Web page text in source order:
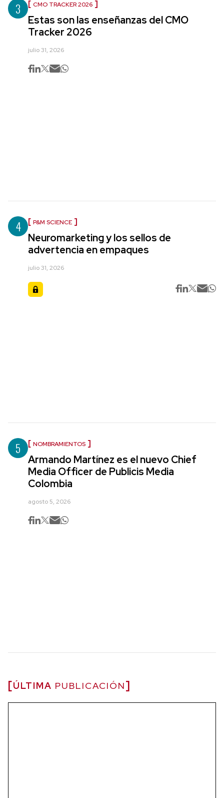
3 CMO TRACKER 2026
Estas son las enseñanzas del CMO
Tracker 2026
julio 31, 2026
4 P&M SCIENCE
Neuromarketing y los sellos de
advertencia en empaques
julio 31, 2026
5 NOMBRAMIENTOS
Armando Martínez es el nuevo Chief
Media Officer de Publicis Media
Colombia
agosto 5, 2026
ÚLTIMA PUBLICACIÓN